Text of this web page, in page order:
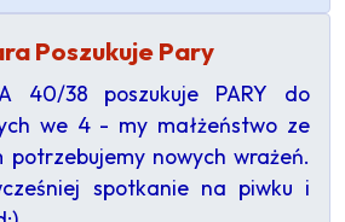
Poszukuje Pary
40/38 poszukuje PARY do
we 4 - my małżeństwo ze
potrzebujemy nowych wrażeń.
spotkanie na piwku i